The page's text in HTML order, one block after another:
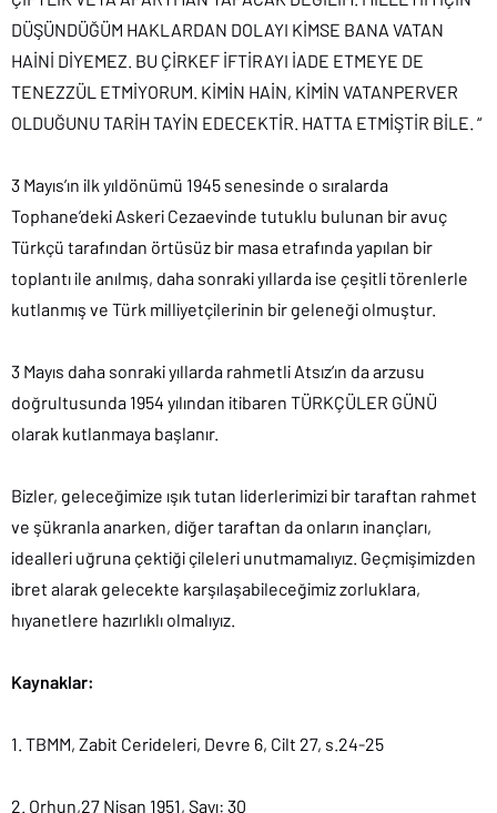
DÜŞÜNDÜĞÜM HAKLARDAN DOLAYI KİMSE BANA VATAN
HAİNİ DİYEMEZ. BU ÇİRKEF İFTİRAYI İADE ETMEYE DE
TENEZZÜL ETMİYORUM. KİMİN HAİN, KİMİN VATANPERVER
OLDUĞUNU TARİH TAYİN EDECEKTİR. HATTA ETMİŞTİR BİLE. “
3 Mayıs’ın ilk yıldönümü 1945 senesinde o sıralarda
Tophane’deki Askeri Cezaevinde tutuklu bulunan bir avuç
Türkçü tarafından örtüsüz bir masa etrafında yapılan bir
toplantı ile anılmış, daha sonraki yıllarda ise çeşitli törenlerle
kutlanmış ve Türk milliyetçilerinin bir geleneği olmuştur.
3 Mayıs daha sonraki yıllarda rahmetli Atsız’ın da arzusu
doğrultusunda 1954 yılından itibaren TÜRKÇÜLER GÜNÜ
olarak kutlanmaya başlanır.
Bizler, geleceğimize ışık tutan liderlerimizi bir taraftan rahmet
ve şükranla anarken, diğer taraftan da onların inançları,
idealleri uğruna çektiği çileleri unutmamalıyız. Geçmişimizden
ibret alarak gelecekte karşılaşabileceğimiz zorluklara,
hıyanetlere hazırlıklı olmalıyız.
Kaynaklar:
1. TBMM, Zabit Cerideleri, Devre 6, Cilt 27, s.24-25
2. Orhun,27 Nisan 1951, Sayı: 30